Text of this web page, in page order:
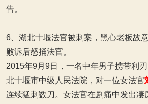
告。
6、湖北十堰法官被刺案，黑心老板故
败诉后怒捅法官。
2015年9月9日，一名中年男子携带利
北十堰市中级人民法院，对一位女法官
连续猛刺数刀。女法官在剧痛中发出凄